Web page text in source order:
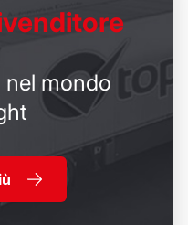
nel mondo